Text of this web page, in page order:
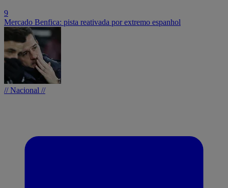
9
Mercado Benfica: pista reativada por extremo espanhol
// Nacional //